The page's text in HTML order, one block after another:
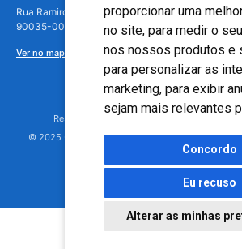
proporcionar uma
no site, para medir o
nos nossos produtos e
para personalizar as
marketing, para exibir
sejam mais relevantes
Concordo
Eu recuso
Alterar as minhas
Rua Ramiro Barcelos, 630 – 5º andar – Floresta,
90035-001
Ver no mapa
Responsável Técnico: Dr. Luiz Antonio Nasi -
© 2025 - Hospital Moinhos de Vento - Registro